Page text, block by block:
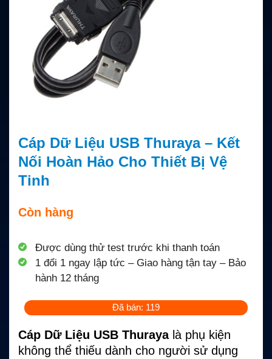
Cáp Dữ Liệu USB Thuraya – Kết
Nối Hoàn Hảo Cho Thiết Bị Vệ
Tinh
Còn hàng
Được dùng thử test trước khi thanh toán
1 đổi 1 ngay lập tức – Giao hàng tận tay – Bảo
hành 12 tháng
Đã bán: 119
Cáp Dữ Liệu USB Thurayalà phụ kiện
không thể thiếu dành cho người sử dụng